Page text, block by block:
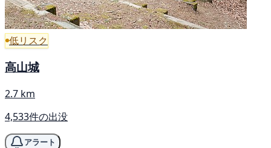
低リスク
高山城
2.7 km
4,533件の出没
アラート